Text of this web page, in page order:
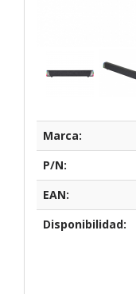
Marca:
P/N:
EAN:
Disponibilidad: